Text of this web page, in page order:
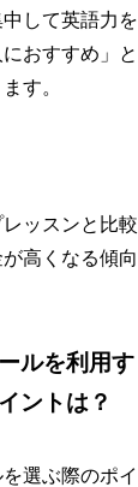
中して英語力を
おすすめ」と
す。
ッスンと比較
高くなる傾向
ルを利用す
ントは？
選ぶ際のポイ